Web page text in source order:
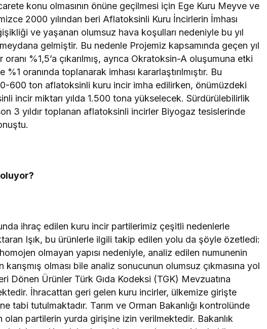
konu olmasının önüne geçilmesi için Ege Kuru Meyve ve
2000 yılından beri Aflatoksinli Kuru İncirlerin İmhası
ve yaşanan olumsuz hava koşulları nedeniyle bu yıl
gelmiştir. Bu nedenle Projemiz kapsamında geçen yıl
%1,5’a çıkarılmış, ayrıca Okratoksin-A oluşumuna etki
oranında toplanarak imhası kararlaştırılmıştır. Bu
600 ton aflatoksinli kuru incir imha edilirken, önümüzdeki
incir miktarı yılda 1.500 tona yükselecek. Sürdürülebilirlik
3 yıldır toplanan aflatoksinli incirler Biyogaz tesislerinde
ihraç edilen kuru incir partilerimiz çeşitli nedenlerle
Işık, bu ürünlerle ilgili takip edilen yolu da şöyle özetledi:
olmayan yapısı nedeniyle, analiz edilen numunenin
olması bile analiz sonucunun olumsuz çıkmasına yol
Dönen Ürünler Türk Gıda Kodeksi (TGK) Mevzuatına
İhracattan geri gelen kuru incirler, ülkemize girişte
tabi tutulmaktadır. Tarım ve Orman Bakanlığı kontrolünde
partilerin yurda girişine izin verilmektedir. Bakanlık